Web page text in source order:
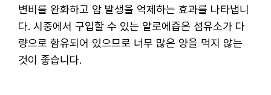
변비를 완화하고 암 발생을 억제하는 효과를 나타냅니
다. 시중에서 구입할 수 있는 알로에즙은 섬유소가 다
량으로 함유되어 있으므로 너무 많은 양을 먹지 않는
것이 좋습니다.